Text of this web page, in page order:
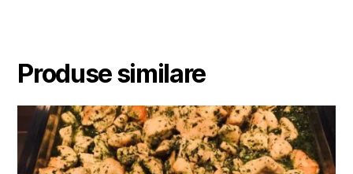
Produse similare